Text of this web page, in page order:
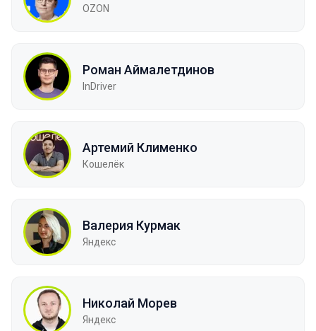
OZON
Роман Аймалетдинов
InDriver
Артемий Клименко
Кошелёк
Валерия Курмак
Яндекс
Николай Морев
Яндекс